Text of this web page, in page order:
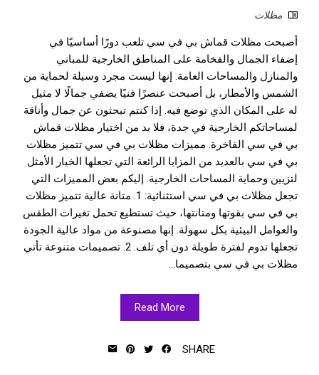
مظلات
أصبحت مظلات قماش بي في سي تلعب دورًا أساسيًا في
إضفاء الجمال والفخامة على المناطق الخارجية للمباني
والمنازل والمساحات العامة. إنها ليست مجرد وسيلة لحماية من
الشمس والأمطار، بل أصبحت عنصرًا فنيًا يضفي جمالًا لا مثيل
له على المكان الذي توضع فيه. إذا كنتم تبحثون عن جمال وأناقة
لمساحاتكم الخارجية في جدة، فلا بد من اختيار مظلات قماش
بي في سي الفاخرة. مميزات مظلات بي في سي تتميز مظلات
بي في سي بالعديد من المزايا الرائعة التي تجعلها الخيار الأمثل
لتزيين وحماية المساحات الخارجية. إليكم بعض المميزات التي
تجعل مظلات بي في سي استثنائية: 1. متانة عالية تتميز مظلات
بي في سي بقوتها ومتانتها، حيث تستطيع تحمل تغيرات الطقس
والعوامل البيئية بكل سهولة. إنها مصنوعة من مواد عالية الجودة
تجعلها تدوم لفترة طويلة دون أي تلف. 2. تصميمات متنوعة تأتي
مظلات بي في سي بتصميما...
Read More
SHARE